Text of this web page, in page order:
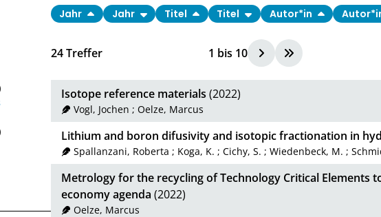
24Treffer 1 bis 10
Jahr Jahr Titel Titel Autor*in
Isotope reference materials (2022)
Vogl, Jochen ;Oelze, Marcus
Lithium and boron difusivity and isotopic fractionation in
Spallanzani, Roberta ; Koga, K. ;Cichy, S. ;Wiedenbeck, M. ;
Metrology for the recycling of Technology Critical Elements
economy agenda (2022)
Oelze, Marcus